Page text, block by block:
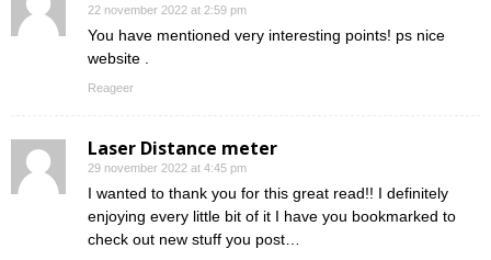
22 november 2022 at 2:59 pm
You have mentioned very interesting points! ps nice
website .
Reageer
Laser Distance meter
29 november 2022 at 4:45 pm
I wanted to thank you for this great read!! I definitely
enjoying every little bit of it I have you bookmarked to
check out new stuff you post…